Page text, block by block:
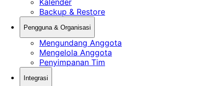
Kalender
Backup & Restore
Pengguna & Organisasi
Mengundang Anggota
Mengelola Anggota
Penyimpanan Tim
Integrasi